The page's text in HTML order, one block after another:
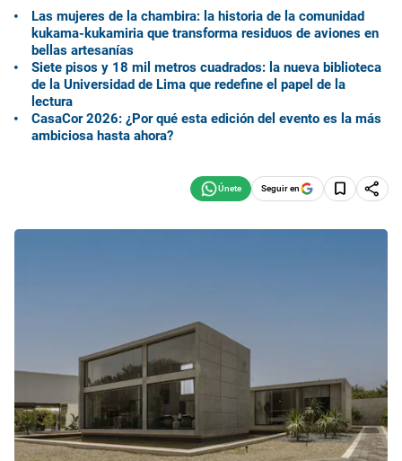
Las mujeres de la chambira: la historia de la comunidad
kukama-kukamiria que transforma residuos de aviones en
bellas artesanías
Siete pisos y 18 mil metros cuadrados: la nueva biblioteca
de la Universidad de Lima que redefine el papel de la
lectura
CasaCor 2026: ¿Por qué esta edición del evento es la más
ambiciosa hasta ahora?
Seguir en